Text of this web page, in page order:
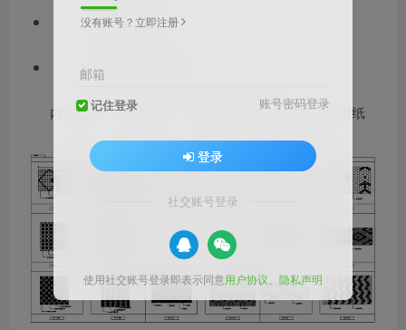
文档类型：详图
节点类型：铺装做法
内容简介：93款景观 平面图库CAD图纸
没有账号？立即注册
邮箱
记住登录 账号密码登录
登录
社交账号登录
使用社交账号登录即表示同意用户协议 隐私声明